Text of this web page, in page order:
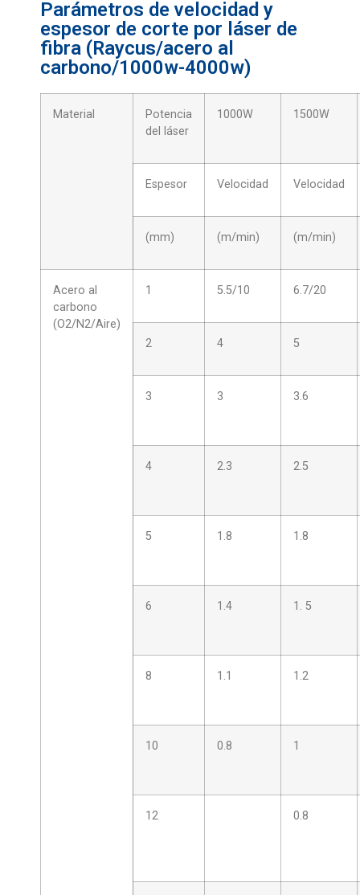
Parámetros de velocidad y
espesor de corte por láser de
fibra (Raycus/acero al
carbono/1000w-4000w)
Material
Potencia
del láser
1000W 1500W
Espesor Velocidad Velocidad
(mm) (m/min) (m/min)
Acero al
carbono
(O2/N2/Aire)
1 5.5/10 6.7/20
2 4 5
3 3 3.6
4 2.3 2.5
5 1.8 1.8
6 1.4 1. 5
8 1.1 1.2
10 0.8 1
12 0.8